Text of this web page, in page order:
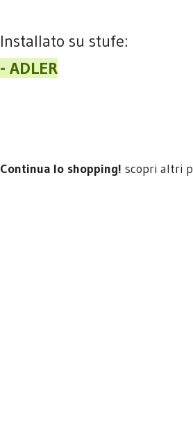
Installato su stufe:
- ADLER
Continua lo shopping! scopri altri